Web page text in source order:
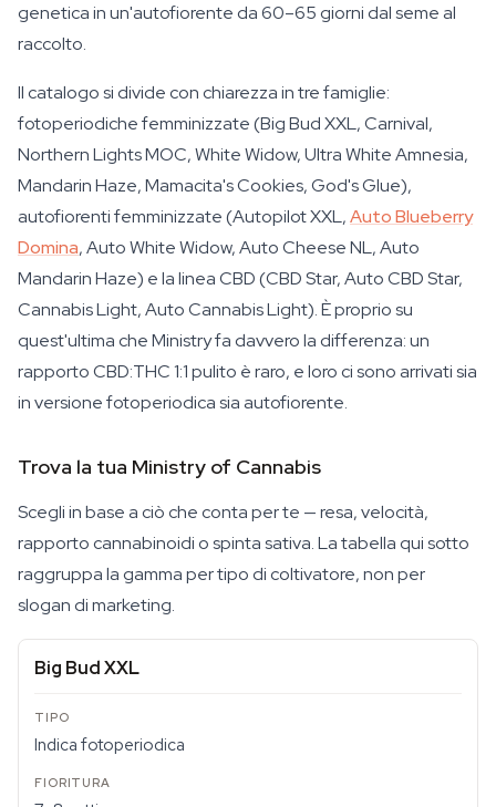
genetica in un'autofiorente da 60–65 giorni dal seme al
raccolto.
Il catalogo si divide con chiarezza in tre famiglie:
fotoperiodiche femminizzate (Big Bud XXL, Carnival,
Northern Lights MOC, White Widow, Ultra White Amnesia,
Mandarin Haze, Mamacita's Cookies, God's Glue),
autofiorenti femminizzate (Autopilot XXL,Auto Blueberry
Domina, Auto White Widow, Auto Cheese NL, Auto
Mandarin Haze) e la linea CBD (CBD Star, Auto CBD Star,
Cannabis Light, Auto Cannabis Light). È proprio su
quest'ultima che Ministry fa davvero la differenza: un
rapporto CBD:THC 1:1 pulito è raro, e loro ci sono arrivati sia
in versione fotoperiodica sia autofiorente.
Trova la tua Ministry of Cannabis
Scegli in base a ciò che conta per te — resa, velocità,
rapporto cannabinoidi o spinta sativa. La tabella qui sotto
raggruppa la gamma per tipo di coltivatore, non per
slogan di marketing.
Big Bud XXL
Indica fotoperiodica